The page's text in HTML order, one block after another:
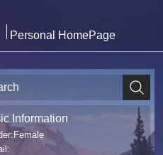
Personal HomePage
Information